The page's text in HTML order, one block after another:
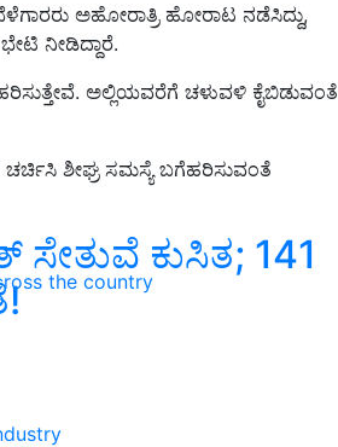
the country
ಅಹೋರಾತ್ರಿ ಹೋರಾಟ ನಡೆಸಿದ್ದು,
ನೀಡಿದ್ದಾರೆ.
ಅಲ್ಲಿಯವರೆಗೆ ಚಳುವಳಿ ಕೈಬಿಡುವಂತೆ
ಶೀಘ್ರ ಸಮಸ್ಯೆ ಬಗೆಹರಿಸುವಂತೆ
ಕುಸಿತ; 141